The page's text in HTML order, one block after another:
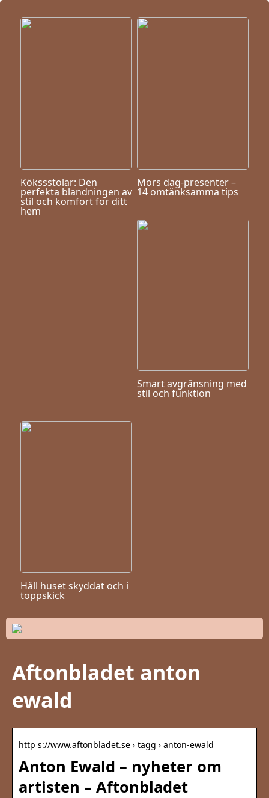
Kökssstolar: Den
perfekta blandningen av
stil och komfort för ditt
hem
Mors dag-presenter –
14 omtänksamma tips
Smart avgränsning med
stil och funktion
Håll huset skyddat och i
toppskick
Aftonbladet anton
ewald
http s://www.aftonbladet.se › tagg › anton-ewald
Anton Ewald – nyheter om
artisten – Aftonbladet